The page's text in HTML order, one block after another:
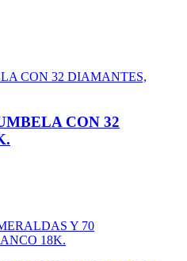
CON 32